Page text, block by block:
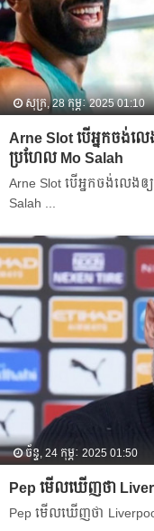
សុក្រ, 28 កុម្ភៈ 2025 01:10
Arne Slot បើ​អ្នក​ចង់​លេ
ប្រហែល​ Mo Salah
Arne Slot បើ​អ្នក​ចង់​លេង​ឲ្
Salah ...
ច័ន្ទ, 24 កុម្ភៈ 2025 01:50
Pep មើល​ឃើញ​ថា
Pep មើល​ឃើញ​ថា